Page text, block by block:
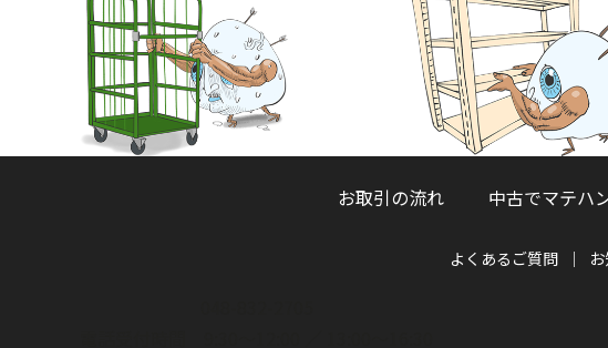
お取引の流れ 中古でマテハ
よくあるご質問